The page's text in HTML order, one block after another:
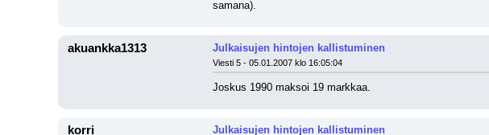
samana).
akuankka1313 Julkaisujen hintojen kallistuminen
Viesti 5 - 05.01.2007 klo 16:05:04
Joskus 1990 maksoi 19 markkaa.
korri Julkaisujen hintojen kallistuminen